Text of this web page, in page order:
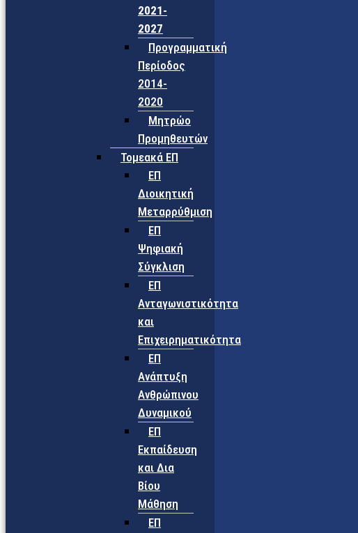
2021-
2027
Προγραμματική
Περίοδος
2014-
2020
Μητρώο
Προμηθευτών
Τομεακά ΕΠ
ΕΠ
Διοικητική
Μεταρρύθμιση
ΕΠ
Ψηφιακή
Σύγκλιση
ΕΠ
Ανταγωνιστικότητα
και
Επιχειρηματικότητα
ΕΠ
Ανάπτυξη
Ανθρώπινου
Δυναμικού
ΕΠ
Εκπαίδευση
και Δια
Βίου
Μάθηση
ΕΠ